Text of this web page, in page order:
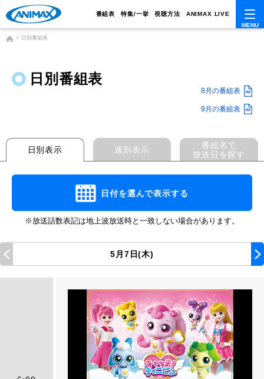
番組表 特集/一挙 視聴方法 ANIMAX LIVE
日別番組表
日別番組表
8月の番組表
9月の番組表
日別表示 週別表示
番組名で
放送日を探す
日付を選んで表示する
※放送話数表記は地上波放送時と一致しない場合があります。
5月7日(木)